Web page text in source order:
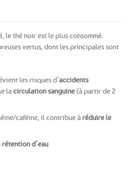
le thé noir est le plus consommé.
vertus, dont les principales sont
les risques d’accidents
lacirculation sanguine (à partir de 2
caféine, il contribue àréduire le
rétention d’eau